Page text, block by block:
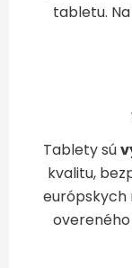
tabletu.
Tablety sú
kvalitu,
európskych